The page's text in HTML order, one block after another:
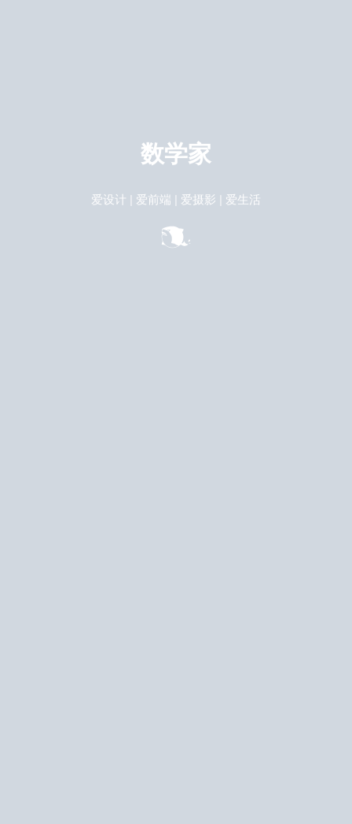
数学家
爱设计 | 爱前端 | 爱摄影 | 爱生活